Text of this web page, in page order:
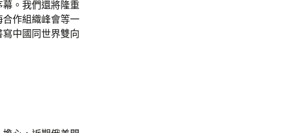
。我們還將隆重
作組織峰會等一
中國同世界雙向